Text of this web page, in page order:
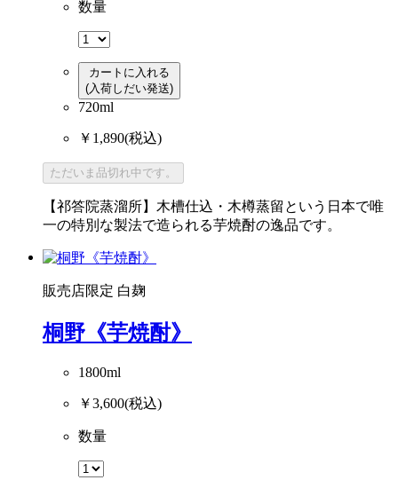
数量
カートに入れる
(入荷しだい発送)
720ml
￥1,890(税込)
ただいま品切れ中です。
【祁答院蒸溜所】木槽仕込・木樽蒸留という日本で唯
一の特別な製法で造られる芋焼酎の逸品です。
販売店限定 白麹
桐野《芋焼酎》
1800ml
￥3,600(税込)
数量